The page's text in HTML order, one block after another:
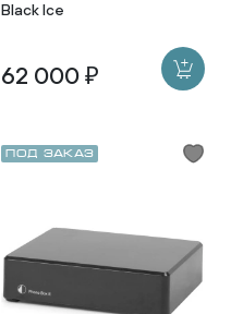
Black Ice
62 000 ₽
Под заказ